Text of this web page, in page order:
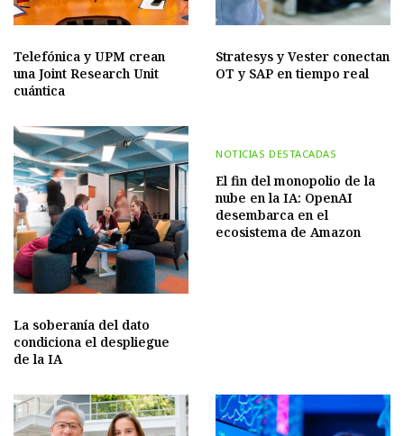
Telefónica y UPM crean
una Joint Research Unit
cuántica
Stratesys y Vester conectan
OT y SAP en tiempo real
La soberanía del dato
condiciona el despliegue
de la IA
NOTICIAS DESTACADAS
El fin del monopolio de la
nube en la IA: OpenAI
desembarca en el
ecosistema de Amazon